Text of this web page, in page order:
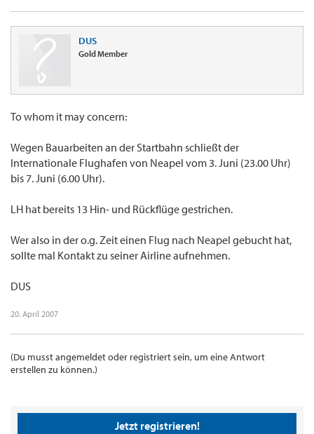
DUS
Gold Member
To whom it may concern:
Wegen Bauarbeiten an der Startbahn schließt der
Internationale Flughafen von Neapel vom 3. Juni (23.00 Uhr)
bis 7. Juni (6.00 Uhr).
LH hat bereits 13 Hin- und Rückflüge gestrichen.
Wer also in der o.g. Zeit einen Flug nach Neapel gebucht hat,
sollte mal Kontakt zu seiner Airline aufnehmen.
DUS
20. April 2007
(Du musst angemeldet oder registriert sein, um eine Antwort
erstellen zu können.)
Jetzt registrieren!